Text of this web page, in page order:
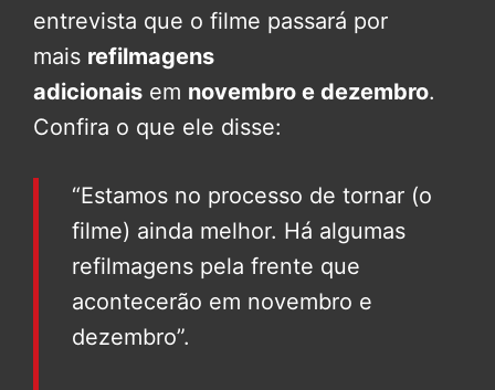
entrevista que o filme passará por
mais refilmagens
adicionais em novembro e dezembro.
Confira o que ele disse:
“Estamos no processo de tornar (o
filme) ainda melhor. Há algumas
refilmagens pela frente que
acontecerão em novembro e
dezembro”.